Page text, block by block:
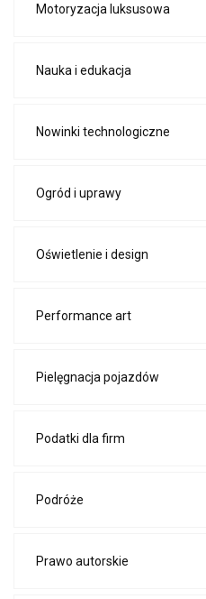
Motoryzacja luksusowa
Nauka i edukacja
Nowinki technologiczne
Ogród i uprawy
Oświetlenie i design
Performance art
Pielęgnacja pojazdów
Podatki dla firm
Podróże
Prawo autorskie